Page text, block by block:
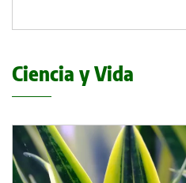
Ciencia y Vida